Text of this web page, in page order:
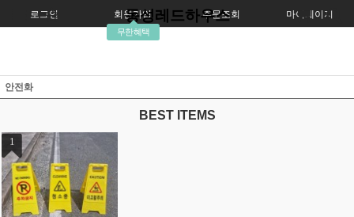
로그인 회원가입
무한혜택
주문조회 마이페이지
동성레드하우스
안전화
BEST ITEMS
1